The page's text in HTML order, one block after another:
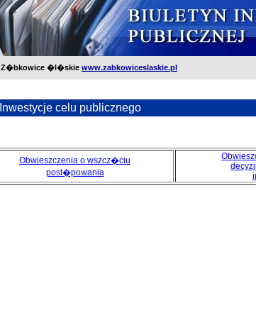
Z�bkowice �l�skie www.zabkowiceslaskie.pl
Inwestycje celu publicznego
Obwieszczenia o wszcz�ciu
post�powania